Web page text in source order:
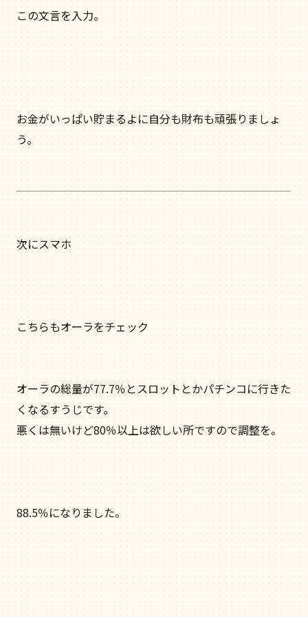
この文言を入力。
お金がいっぱい貯まるよに自分も財布も頑張りましょ
う。
次にスマホ
こちらもオーラをチェック
オーラの総量が77.7％とスロットとかパチンコに行きた
くなるすうじです。
悪くは無いけど80％以上は欲しい所ですので調整を。
88.5％になりました。